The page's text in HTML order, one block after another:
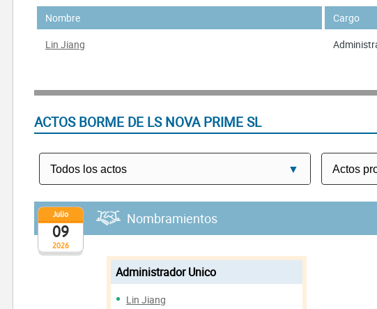
Nombre Cargo
Lin Jiang
ACTOS BORME DE LS NOVA PRIME SL
2026
Julio
09
Nombramientos
Administrador Unico
Lin Jiang